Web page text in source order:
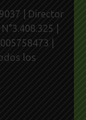
| Director
|
|
los